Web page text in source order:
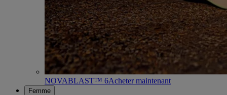
NOVABLAST™ 6Acheter maintenant
Femme